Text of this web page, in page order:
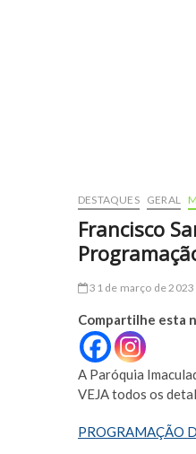
DESTAQUES GERAL
Francisco
31 de março de 2023
Compartilhe esta
A Paróquia
VEJA todos os
PROGRAMAÇÃO